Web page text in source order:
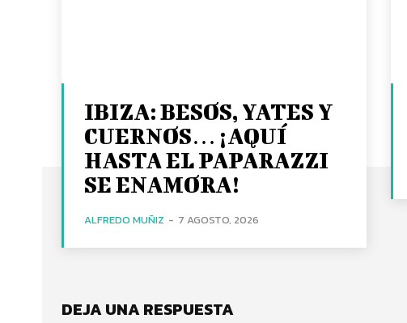
IBIZA: BESOS, YATES Y
CUERNOS… ¡AQUÍ
HASTA EL PAPARAZZI
SE ENAMORA!
ALFREDO MUÑIZ - 7 AGOSTO, 2026
DEJA UNA RESPUESTA